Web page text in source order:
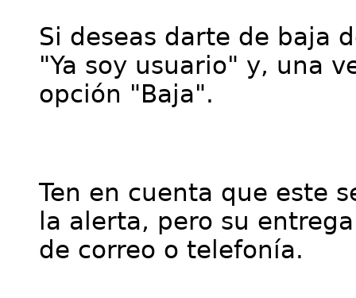
Si deseas darte de baja
"Ya soy usuario" y, una
opción "Baja".
Ten en cuenta que este
la alerta, pero su
de correo o telefonía.